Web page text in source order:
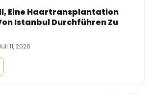
Eine Haartransplantation
Istanbul Durchführen Zu
11, 2026